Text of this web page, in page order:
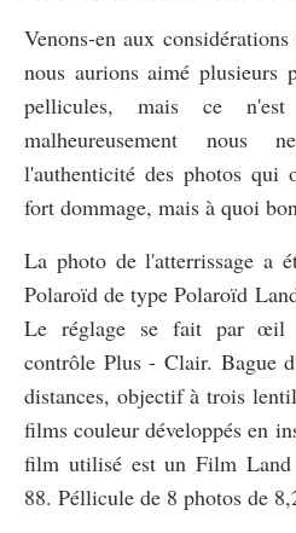
Venons-en aux
nous aurions aimé plusieurs
pellicules, mais ce
malheureusement nous
l'authenticité des photos qui
fort dommage, mais à quoi
La photo de l'atterrissage a
Polaroïd de type Polaroïd
Le réglage se fait par œil
contrôle Plus - Clair. Bague
distances, objectif à trois
films couleur développés en
film utilisé est un Film Land
88. Péllicule de 8 photos de